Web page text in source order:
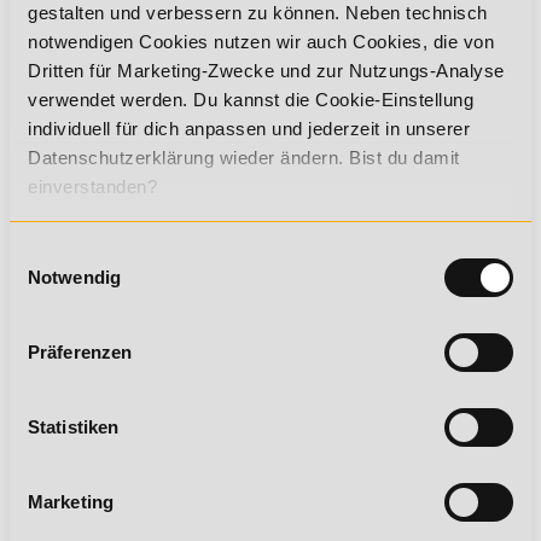
gestalten und verbessern zu können. Neben technisch
notwendigen Cookies nutzen wir auch Cookies, die von
Dritten für Marketing-Zwecke und zur Nutzungs-Analyse
verwendet werden. Du kannst die Cookie-Einstellung
individuell für dich anpassen und jederzeit in unserer
Datenschutzerklärung wieder ändern. Bist du damit
einverstanden?
Notwendig
Präferenzen
Statistiken
Marketing
Gesundheitscoach*in Professional (inkl.
Fitnesstrainer- und
Ernährungsberater*in A-Lizenz)
Starte als Gesundheitscoach*in Professional in deine
Karriere im Gesundheits- und Fitnesssektor.
Gesundheitstrainer*in Professional
(inkl. Fitnesstrainer*in A-Lizenz &
Werde Gesundheitstrainer*in Professional und
verbessere deine beruflichen Chancen im wachsenden
Medizinische*r Fitnesstrainer*in (inkl.